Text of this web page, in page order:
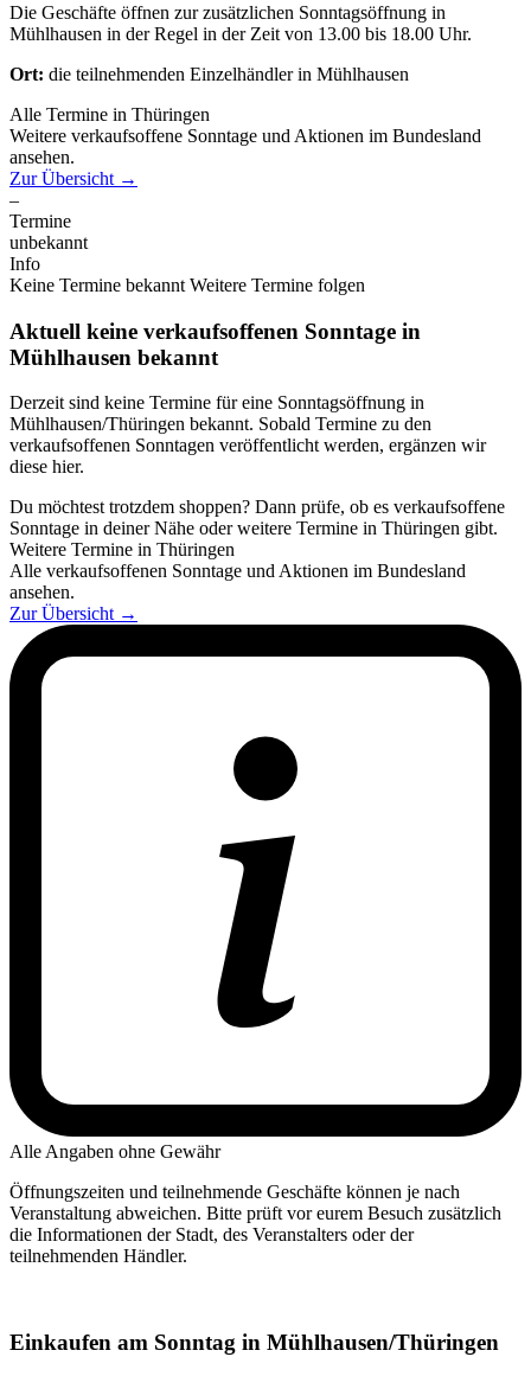
Die Geschäfte öffnen zur zusätzlichen Sonntagsöffnung in
Mühlhausen in der Regel in der Zeit von 13.00 bis 18.00 Uhr.
Ort: die teilnehmenden Einzelhändler in Mühlhausen
Alle Termine in Thüringen
Weitere verkaufsoffene Sonntage und Aktionen im Bundesland
ansehen.
Zur Übersicht →
–
Termine
unbekannt
Info
Keine Termine bekannt Weitere Termine folgen
Aktuell keine verkaufsoffenen Sonntage in
Mühlhausen bekannt
Derzeit sind keine Termine für eine Sonntagsöffnung in
Mühlhausen/Thüringen bekannt. Sobald Termine zu den
verkaufsoffenen Sonntagen veröffentlicht werden, ergänzen wir
diese hier.
Du möchtest trotzdem shoppen? Dann prüfe, ob es verkaufsoffene
Sonntage in deiner Nähe oder weitere Termine in Thüringen gibt.
Weitere Termine in Thüringen
Alle verkaufsoffenen Sonntage und Aktionen im Bundesland
ansehen.
Zur Übersicht →
Alle Angaben ohne Gewähr
Öffnungszeiten und teilnehmende Geschäfte können je nach
Veranstaltung abweichen. Bitte prüft vor eurem Besuch zusätzlich
die Informationen der Stadt, des Veranstalters oder der
teilnehmenden Händler.
Einkaufen am Sonntag in Mühlhausen/Thüringen